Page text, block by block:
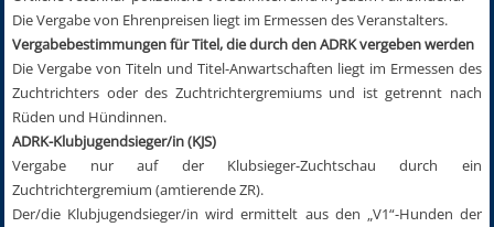
Die Vergabe von Ehrenpreisen liegt im Ermessen des Veranstalters.
Vergabebestimmungen für Titel, die durch den ADRK vergeben werden
Die Vergabe von Titeln und Titel-Anwartschaften liegt im Ermessen des
Zuchtrichters oder des Zuchtrichtergremiums und ist getrennt nach
Rüden und Hündinnen.
ADRK-Klubjugendsieger/in (KJS)
Vergabe nur auf der Klubsieger-Zuchtschau durch ein
Zuchtrichtergremium (amtierende ZR).
Der/die Klubjugendsieger/in wird ermittelt aus den „V1“-Hunden der